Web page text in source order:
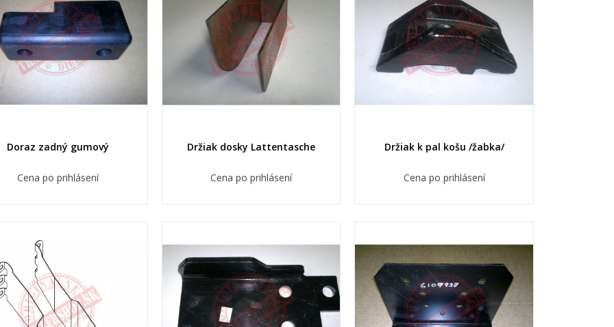
Doraz zadný gumový
Cena po prihlásení
Držiak dosky Lattentasche
Cena po prihlásení
Držiak k pal košu /žabka/
Cena po prihlásení